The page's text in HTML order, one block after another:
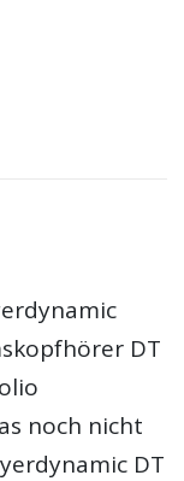
DT
noch nicht
DT